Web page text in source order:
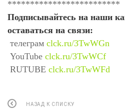
*************************
Подписывайтесь на наши
оставаться на связи:
телеграм clck.ru/3TwWGn
YouTube clck.ru/3TwWCf
RUTUBE clck.ru/3TwWFd
НАЗАД К СПИСКУ